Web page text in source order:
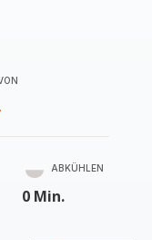
ABKÜHLEN
0 Min.